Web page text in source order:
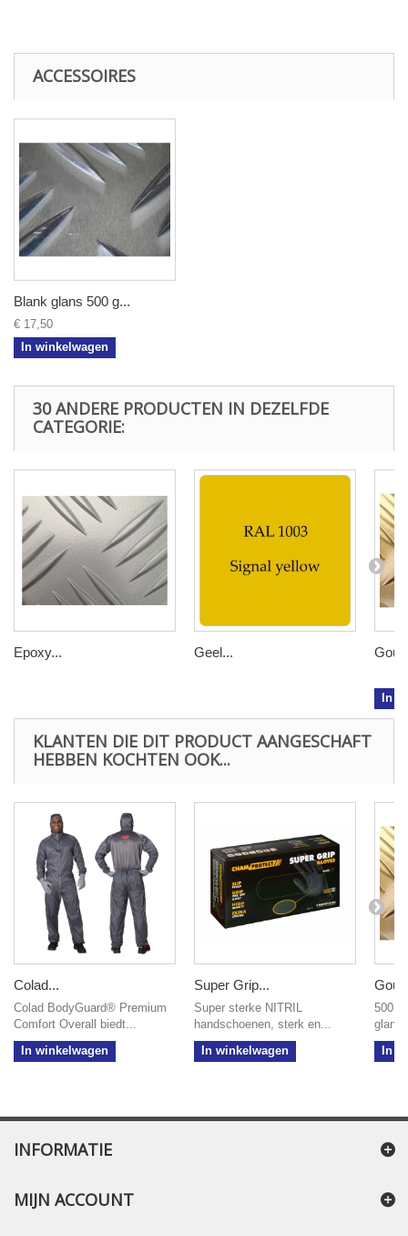
ACCESSOIRES
Blank glans 500 g...
€ 17,50
In winkelwagen
30 ANDERE PRODUCTEN IN DEZELFDE
CATEGORIE:
Epoxy... Geel...
In
KLANTEN DIE DIT PRODUCT AANGESCHAFT
HEBBEN KOCHTEN OOK...
Colad...
Colad BodyGuard® Premium
Comfort Overall biedt...
In winkelwagen
Super Grip...
Super sterke NITRIL
handschoenen, sterk en...
In winkelwagen
500
In
INFORMATIE
MIJN ACCOUNT